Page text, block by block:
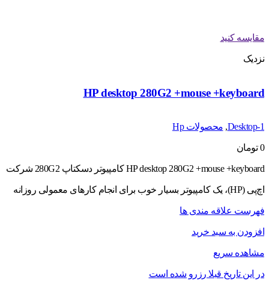
مقایسه کنید
نزدیک
HP desktop 280G2 +mouse +keyboard
Desktop-1
, محصولات Hp
0 تومان
HP desktop 280G2 +mouse +keyboard کامپیوتر دسکتاپ 280G2 شرکت
اچ‌پی (HP)، یک کامپیوتر بسیار خوب برای انجام کارهای معمولی روزانه
فهرست علاقه مندی ها
افزودن به سبد خرید
مشاهده سریع
در این تاریخ قبلا رزرو شده است